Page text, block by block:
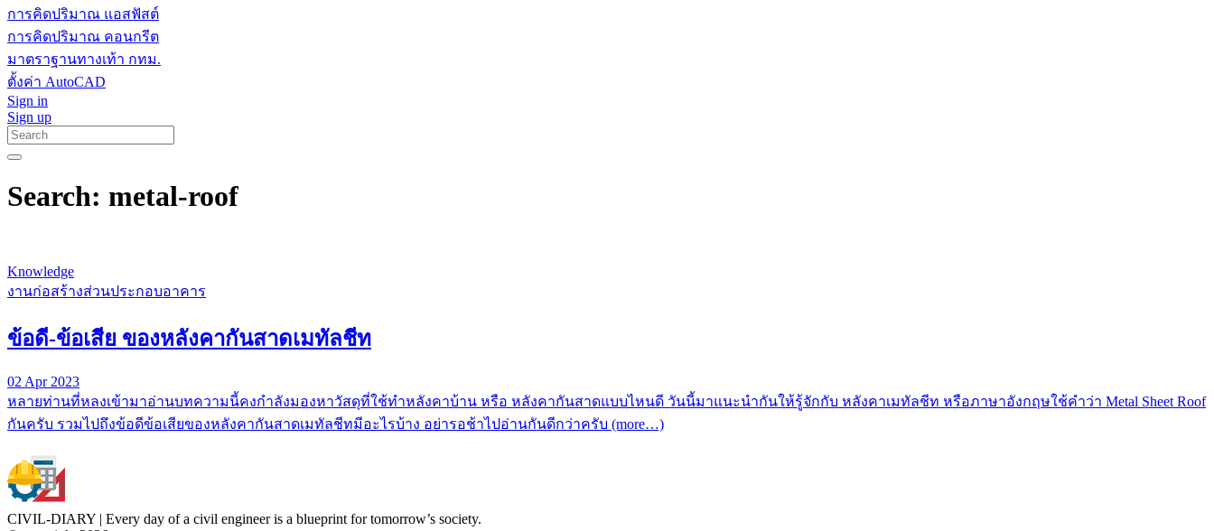
การคิดปริมาณ แอสฟัสต์
การคิดปริมาณ คอนกรีต
มาตราฐานทางเท้า กทม.
ตั้งค่า AutoCAD
Sign in
Sign up
Search: metal-roof
Knowledge
งานก่อสร้างส่วนประกอบอาคาร
ข้อดี-ข้อเสีย ของหลังคากันสาดเมทัลชีท
02 Apr 2023
หลายท่านที่หลงเข้ามาอ่านบทความนี้คงกำลังมองหาวัสดุที่ใช้ทำหลังคาบ้าน หรือ หลังคากันสาดแบบไหนดี วันนี้มาแนะนำกันให้รู้จักกับ หลังคาเมทัลชีท หรือภาษาอังกฤษใช้คำว่า Metal Sheet Roof
กันครับ รวมไปถึงข้อดีข้อเสียของหลังคากันสาดเมทัลชีทมีอะไรบ้าง อย่ารอช้าไปอ่านกันดีกว่าครับ (more…)
CIVIL-DIARY | Every day of a civil engineer is a blueprint for tomorrow’s society.